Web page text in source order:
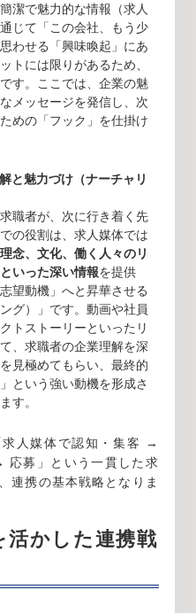
潔で魅力的な情報（求人
じて「この会社、もう少
わせる「興味喚起」にあ
トには限りがあるため、
す。ここでは、企業の魅
メッセージを発信し、次
めの「フック」を仕掛け
と魅力づけ（ナーチャリ
職者が、次に行き着く先
の役割は、求人媒体では
念、文化、働く人々のリ
いった深い情報を提供
望動機」へと昇華させる
グ）」です。動画や社員
トストーリーといったリ
、求職者の企業理解を深
見極めてもらい、最終的
という強い動機を形成さ
す。
人媒体で認知・集客 →
募」という一貫した求
連携の基本戦略となりま
活かした連携戦